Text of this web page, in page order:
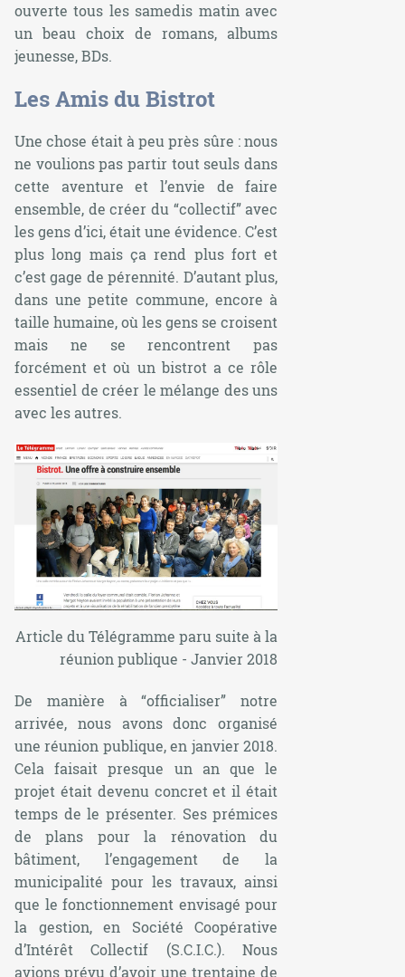
ouverte tous les samedis matin avec
un beau choix de romans, albums
jeunesse, BDs.
Les Amis du Bistrot
Une chose était à peu près sûre : nous
ne voulions pas partir tout seuls dans
cette aventure et l’envie de faire
ensemble, de créer du “collectif” avec
les gens d’ici, était une évidence. C’est
plus long mais ça rend plus fort et
c’est gage de pérennité. D’autant plus,
dans une petite commune, encore à
taille humaine, où les gens se croisent
mais ne se rencontrent pas
forcément et où un bistrot a ce rôle
essentiel de créer le mélange des uns
avec les autres.
Article du Télégramme paru suite à la
réunion publique - Janvier 2018
De manière à “officialiser” notre
arrivée, nous avons donc organisé
une réunion publique, en janvier 2018.
Cela faisait presque un an que le
projet était devenu concret et il était
temps de le présenter. Ses prémices
de plans pour la rénovation du
bâtiment, l’engagement de la
municipalité pour les travaux, ainsi
que le fonctionnement envisagé pour
la gestion, en Société Coopérative
d’Intérêt Collectif (S.C.I.C.). Nous
avions prévu d’avoir une trentaine de